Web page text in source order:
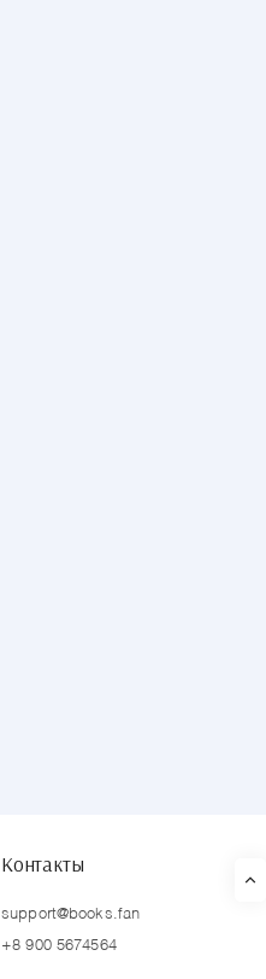
Контакты
support@books.fan
+8 900 5674564